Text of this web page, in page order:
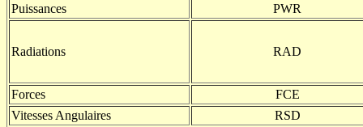
Puissances
PWR
Radiations RAD
Forces
FCE
Vitesses Angulaires
RSD